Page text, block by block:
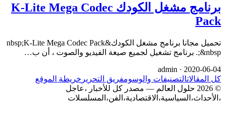
برنامج مشغل الكودك K-Lite Mega Codec
Pack
تحميل مجانا برنامج مشغل الكودك&nbsp;K-Lite Mega Codec Pack
&nbsp;. برنامج تشغيل لجميع صيغة الفيديو والصوت ، أن ب…
admin · 2020-06-04
كل المقالاتالتصنيفات والوسومفريق التحرير خريطة الموقع
© 2026 حلول العالم — مصدر كل للأخبار ،عاجل
،الأحداث،السياسية،الاقتصادية،الفن،المسلسلات